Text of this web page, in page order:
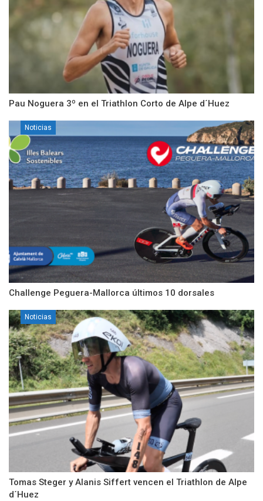
Pau Noguera 3º en el Triathlon Corto de Alpe d´Huez
Noticias
Challenge Peguera-Mallorca últimos 10 dorsales
Noticias
Tomas Steger y Alanis Siffert vencen el Triathlon de Alpe
d´Huez